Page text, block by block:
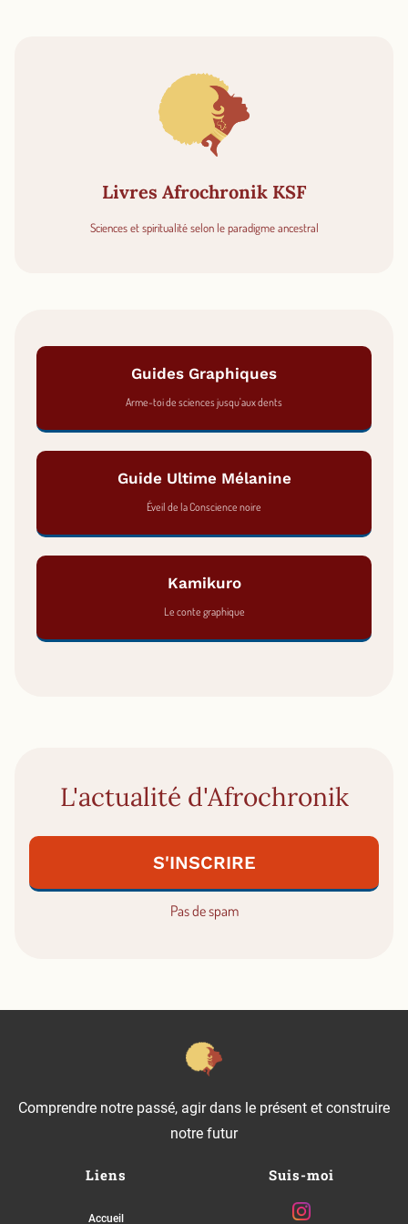
Livres Afrochronik KSF
Sciences et spiritualité selon le paradigme ancestral
Guides Graphiques
Arme-toi de sciences jusqu'aux dents
Guide Ultime Mélanine
Éveil de la Conscience noire
Kamikuro
Le conte graphique
L'actualité d'Afrochronik
S'INSCRIRE
Pas de spam
Comprendre notre passé, agir dans le présent et construire
notre futur
Liens
Accueil
Suis-moi